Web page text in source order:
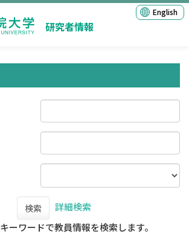
研究者情報
English
検索
詳細検索
ーワードで教員情報を検索します。